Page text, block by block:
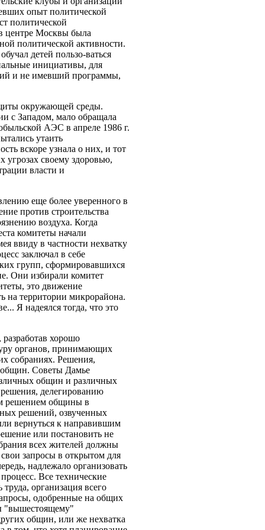
опыт политической
политической
центре Москвы была
политической активности.
детей пользо-ваться
инициативы, для
и не имевший программы,
окружающей среды.
с Западом, мало обращала
АЭС в апреле 1986 г.
утаить
вскоре узнала о них, и тот
своему здоровью,
власти и
еще более уверенного в
против строительства
воздуха. Когда
комитеты начали
ввиду в частности нехватку
заключал в себе
групп, сформировавшихся
Они избирали комитет
это движение
на территории микрорайона.
Я надеялся тогда, что это
хорошо
органов, принимающих
собраниях. Решения,
общин. Советы Дамье
общин и различных
делегированию
решением общины в
решений, озвученных
вернуться к направившим
или постановить не
всех жителей должны
запросы в открытом для
надлежало организовать
Все технические
организация всего
одобренные на общих
"вышестоящему"
общин, или же нехватка